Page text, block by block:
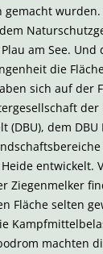
gemacht
am See. Und
die
sich auf der
der
(DBU), dem
entwickelt.
Ziegenmelker
Fläche selten
machten